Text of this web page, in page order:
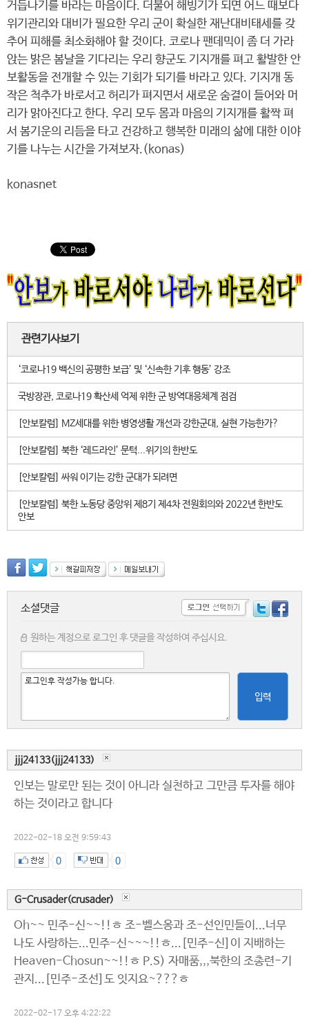
거듭나기를 바라는 마음이다. 더불어 해빙기가 되면 어느 때보다
위기관리와 대비가 필요한 우리 군이 확실한 재난대비태세를 갖
추어 피해를 최소화해야 할 것이다. 코로나 팬데믹이 좀 더 가라
앉는 밝은 봄날을 기다리는 우리 향군도 기지개를 펴고 활발한 안
보활동을 전개할 수 있는 기회가 되기를 바라고 있다. 기지개 동
작은 척추가 바로서고 허리가 펴지면서 새로운 숨결이 들어와 머
리가 맑아진다고 한다. 우리 모두 몸과 마음의 기지개를 활짝 펴
서 봄기운의 리듬을 타고 건강하고 행복한 미래의 삶에 대한 이야
기를 나누는 시간을 가져보자.(konas)
konasnet
관련기사보기
‘코로나19 백신의 공평한 보급’ 및 ‘신속한 기후 행동’ 강조
국방장관, 코로나19 확산세 억제 위한 군 방역대응체계 점검
[안보칼럼] MZ세대를 위한 병영생활 개선과 강한군대, 실현 가능한가?
[안보칼럼] 북한 ‘레드라인’ 문턱...위기의 한반도
[안보칼럼] 싸워 이기는 강한 군대가 되려면
[안보칼럼] 북한 노동당 중앙위 제8기 제4차 전원회의와 2022년 한반도
안보
소셜댓글
원하는 계정으로 로그인 후 댓글을 작성하여 주십시요.
입력
jjj24133(jjj24133)
인보는 말로만 된는 것이 아니라 실천하고 그만큼 투자를 해야
하는 것이라고 합니다
2022-02-18 오전 9:59:43
0 0
G-Crusader(crusader)
Oh~~ 민주-신~~!!ㅎ 조-벨스옹과 조-선인민들이...너무
나도 사랑하는...민주-신~~~!!ㅎ...[민주-신]이 지배하는
Heaven-Chosun~~!!ㅎ P.S) 자매품,,,북한의 조총련-기
관지...[민주-조선]도 잇지요~???ㅎ
2022-02-17 오후 4:22:22